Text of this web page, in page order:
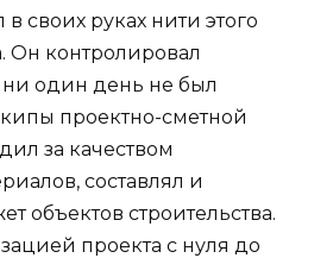
своих руках нити этого
Он контролировал
ни один день не был
проектно-сметной
за качеством
составлял и
объектов строительства.
проекта с нуля до